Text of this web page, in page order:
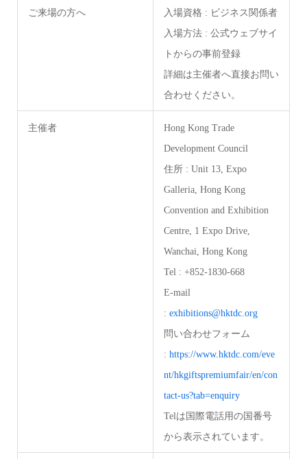
ご来場の方へ
入場資格 : ビジネス関係者
入場方法 : 公式ウェブサイ
トからの事前登録
詳細は主催者へ直接お問い
合わせください。
主催者
Hong Kong Trade
Development Council
住所 : Unit 13, Expo
Galleria, Hong Kong
Convention and Exhibition
Centre, 1 Expo Drive,
Wanchai, Hong Kong
Tel : +852-1830-668
E-mail
: exhibitions@hktdc.org
問い合わせフォーム
: https://www.hktdc.com/eve
nt/hkgiftspremiumfair/en/con
tact-us?tab=enquiry
Telは国際電話用の国番号
から表示されています。